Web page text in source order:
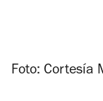
Foto: Cortesía